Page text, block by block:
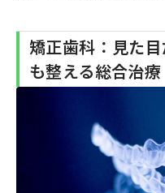
矯正歯科：見た
も整える総合治療